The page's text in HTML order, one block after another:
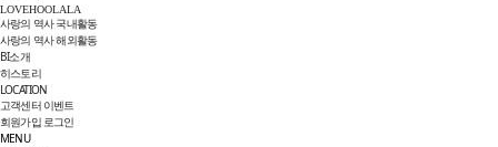
LOVEHOOLALA
사랑의 역사 국내활동
사랑의 역사 해외활동
BI소개
히스토리
LOCATION
고객센터 이벤트
회원가입 로그인
MENU